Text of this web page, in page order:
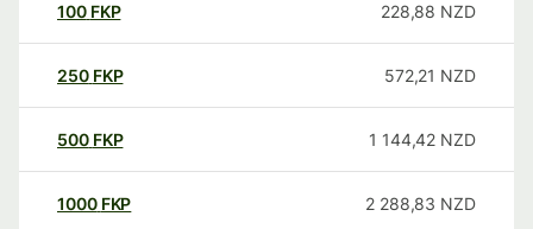
100 FKP 228,88 NZD
250 FKP 572,21 NZD
500 FKP 1 144,42 NZD
1000 FKP 2 288,83 NZD